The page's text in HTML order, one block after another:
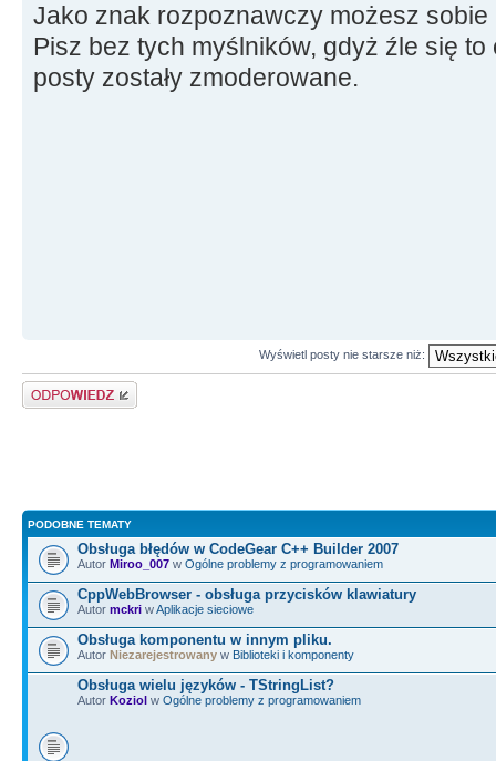
Jako znak rozpoznawczy możesz sobie
Pisz bez tych myślników, gdyż źle się
posty zostały zmoderowane.
Wyświetl posty nie starsze niż:
Odpowiedz
PODOBNE TEMATY
Obsługa błędów w CodeGear C++ Builder 2007
Autor Miroo_007 w Ogólne problemy z programowaniem
CppWebBrowser - obsługa przycisków klawiatury
Autor mckri wAplikacje sieciowe
Obsługa komponentu w innym pliku.
Autor Niezarejestrowany w Biblioteki i komponenty
Obsługa wielu języków - TStringList?
Autor Koziol w Ogólne problemy z programowaniem